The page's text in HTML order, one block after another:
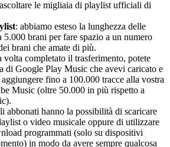
le migliaia di playlist ufficiali di
: abbiamo esteso la lunghezza delle
5.000 brani per fare spazio a un numero
brani che amate di più.
volta completato il trasferimento, potete
di Google Play Music che avevi caricato e
fino a 100.000 tracce alla vostra
Music (oltre 50.000 in più rispetto a
abbonati hanno la possibilità di scaricare
o video musicale oppure di utilizzare
programmati (solo su dispositivi
in modo da avere sempre qualcosa